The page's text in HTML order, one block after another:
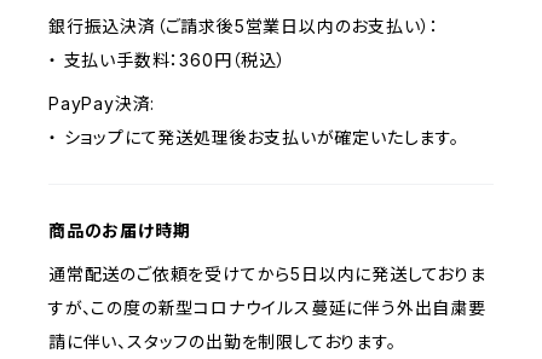
銀行振込決済（ご請求後5営業日以内のお支払い）：
・ 支払い手数料：360円（税込）
PayPay決済:
・ ショップにて発送処理後お支払いが確定いたします。
商品のお届け時期
通常配送のご依頼を受けてから5日以内に発送しておりま
すが、この度の新型コロナウイルス蔓延に伴う外出自粛要
請に伴い、スタッフの出勤を制限しております。